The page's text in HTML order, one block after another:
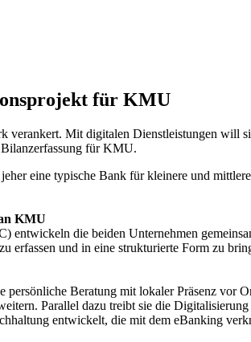
für KMU
Mit digitalen Dienstleistungen will
für KMU.
eine typische Bank für kleinere und
KMU
entwickeln die beiden Unternehmen
erfassen und in eine strukturierte Form zu
persönliche Beratung mit lokaler Präsenz
Parallel dazu treibt sie die
entwickelt, die mit dem eBanking